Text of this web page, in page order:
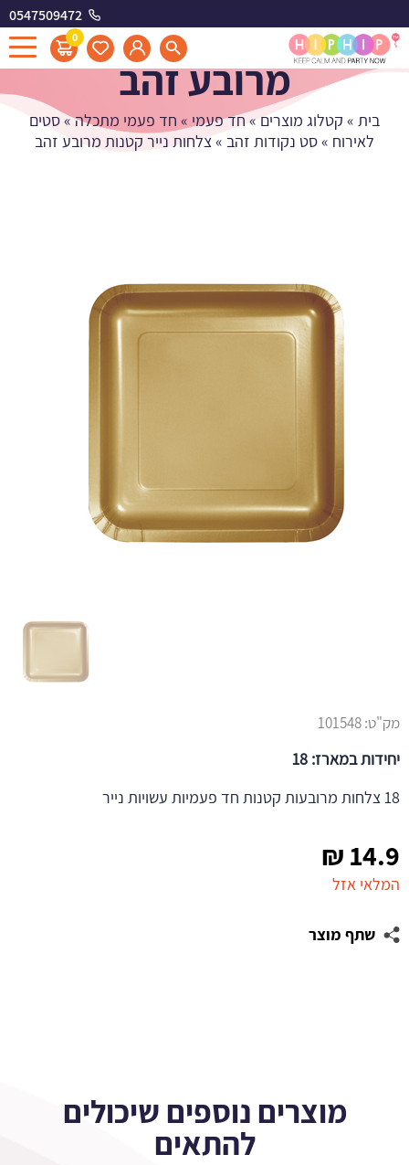
0547509472
0
צלחות נייר קטנות
מרובע זהב
בית » קטלוג מוצרים »חד פעמי » חד פעמי מתכלה»סטים
לאירוח »סט נקודות זהב »צלחות נייר קטנות מרובע זהב
14.9
₪
המלאי אזל
שתף מוצר
מק"ט:101548
יחידות במארז: 18
18 צלחות מרובעות קטנות חד פעמיות עשויות נייר
מוצרים נוספים שיכולים
להתאים